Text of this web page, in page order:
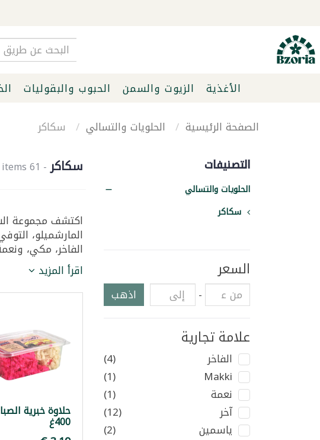
الأغذية الزيوت والسمن الحبوب والبقوليات
الصفحة الرئيسية الحلويات والتسالي سكاكر
التصنيفات
الحلويات والتسالي
سكاكر
السعر
- اذهب
علامة تجارية
الفاخر
(4)
Makki
(1)
نعمة
(1)
آخر
(12)
ياسمين
(2)
سكاكر - 61 items
اكتشف مجموعة
المارشميلو،
الفاخر، مكي،
اقرأ المزيد
حلاوة خبرية
400غ